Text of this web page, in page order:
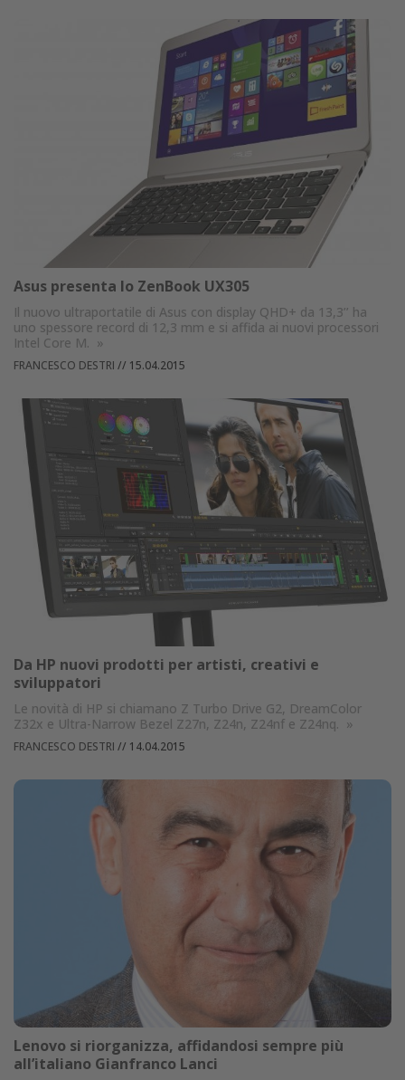
Asus presenta lo ZenBook UX305
Il nuovo ultraportatile di Asus con display QHD+ da 13,3’’ ha
uno spessore record di 12,3 mm e si affida ai nuovi processori
Intel Core M. »
FRANCESCO DESTRI // 15.04.2015
Da HP nuovi prodotti per artisti, creativi e
sviluppatori
Le novità di HP si chiamano Z Turbo Drive G2, DreamColor
Z32x e Ultra-Narrow Bezel Z27n, Z24n, Z24nf e Z24nq. »
FRANCESCO DESTRI // 14.04.2015
Lenovo si riorganizza, affidandosi sempre più
all’italiano Gianfranco Lanci